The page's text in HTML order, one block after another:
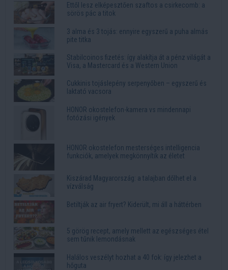
Ettől lesz elképesztően szaftos a csirkecomb: a
sörös pác a titok
3 alma és 3 tojás: ennyire egyszerű a puha almás
pite titka
Stabilcoinos fizetés: így alakítja át a pénz világát a
Visa, a Mastercard és a Western Union
Cukkinis tojáslepény serpenyőben – egyszerű és
laktató vacsora
HONOR okostelefon-kamera vs mindennapi
fotózási igények
HONOR okostelefon mesterséges intelligencia
funkciók, amelyek megkönnyítik az életet
Kiszárad Magyarország: a talajban dőlhet el a
vízválság
Betiltják az air fryert? Kiderült, mi áll a háttérben
5 görög recept, amely mellett az egészséges étel
sem tűnik lemondásnak
Halálos veszélyt hozhat a 40 fok: így jelezhet a
hőguta